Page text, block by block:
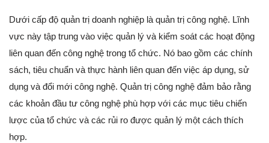
Dưới cấp độ quản trị doanh nghiệp là quản trị công nghệ. Lĩnh
vực này tập trung vào việc quản lý và kiểm soát các hoạt động
liên quan đến công nghệ trong tổ chức. Nó bao gồm các chính
sách, tiêu chuẩn và thực hành liên quan đến việc áp dụng, sử
dụng và đổi mới công nghệ. Quản trị công nghệ đảm bảo rằng
các khoản đầu tư công nghệ phù hợp với các mục tiêu chiến
lược của tổ chức và các rủi ro được quản lý một cách thích
hợp.